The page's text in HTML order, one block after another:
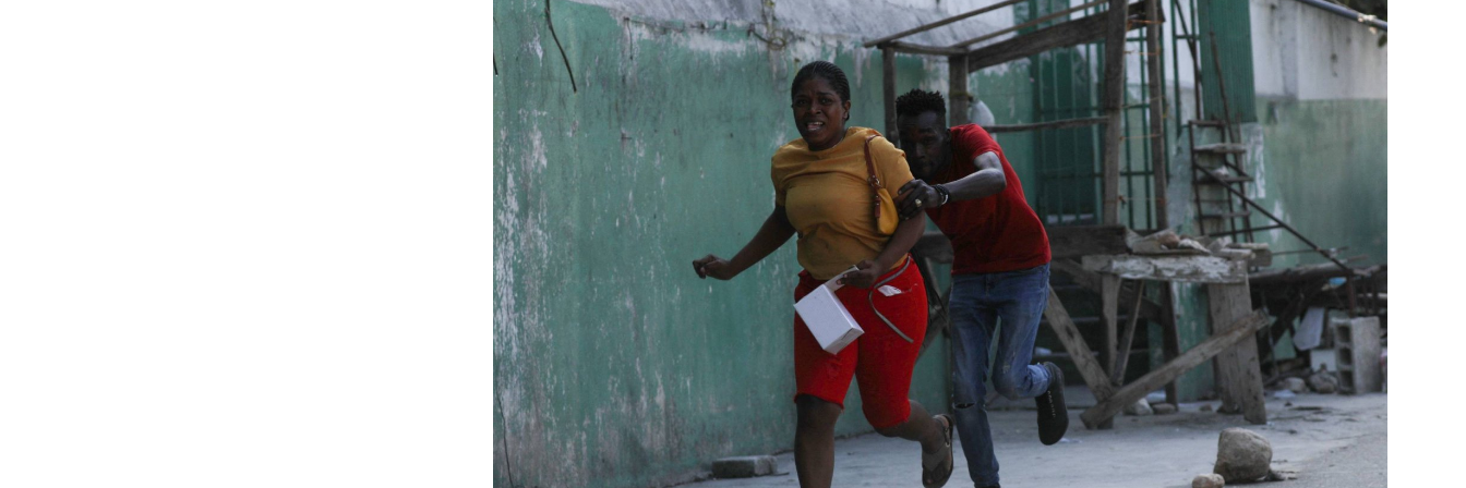
مينسك ستشمل على وجه الخصوص، أنظمة «إسكندر» الصاروخية وطائرات «سو 25».
في السياق، أشار رئيس أركان القوات المسلّحة البيلاروسية الجنرال فيكتور غوليفيتش إلى أنّه «في
إطار هذا الحدث، تمّت إعادة نشر جزء من القوات ووسائل الطيران في مطار احتياطي»، لافتاً إلى أنّه
«فور إنجاز عملية الانتشار هذه، سنستعرض المسائل المتعلّقة بالاستعدادات لاستخدام الأسلحة النووية
غير الاستراتيجية».
وفي أوكرانيا، فكّكت أجهزة الأمن شبكة من العملاء التابعين لجهاز الأمن الفدرالي الروسي «كانوا
يعدّون لاغتيال الرئيس الأوكراني» فولوديمير زيلينسكي ومسؤولين كبار آخرين، مثل رئيس جهاز
الاستخبارات العسكرية كيريلو بودانوف، بناءً على أوامر من موسكو. وأوقفت الأجهزة الأوكرانية
ضابطَي أمن، مشيرةً إلى أن المشتبه فيهما اللذَين أوقفا «شخصان برتبة كولونيل» من جهاز الدولة
الأوكراني الذي يتولّى أمن المسؤولين الحكوميين.
وذكرت الأجهزة أن هذه الشبكة كانت «تحت إشراف» جهاز الأمن الفدرالي الروسي ويُشتبه في أن
المسؤولَين «نقلا معلومات سرّية» إلى روسيا، مؤكدةً أنهما كانا يُريدان تجنيد عسكريين «مقرّبين من
جهاز أمن» زيلينسكي بهدف «احتجازه كرهينة وقتله». وكشفت أجهزة الأمن الأوكرانية أن أحد أعضاء
هذه الشبكة حصل على مسيّرات ومتفجّرات.